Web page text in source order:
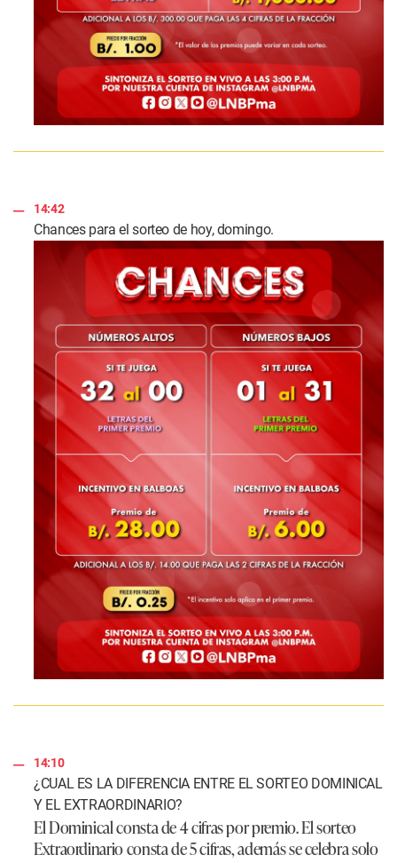
14:42
Chances para el sorteo de hoy, domingo.
14:10
¿CUAL ES LA DIFERENCIA ENTRE EL SORTEO DOMINICAL
Y EL EXTRAORDINARIO?
El Dominical consta de 4 cifras por premio. El sorteo
Extraordinario consta de 5 cifras, además se celebra solo